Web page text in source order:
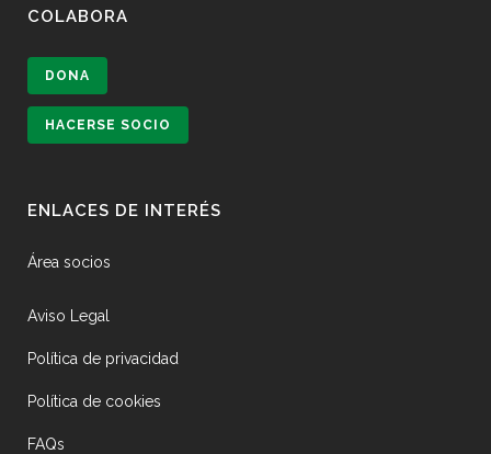
COLABORA
DONA
HACERSE SOCIO
ENLACES DE INTERÉS
Área socios
Aviso Legal
Política de privacidad
Política de cookies
FAQs